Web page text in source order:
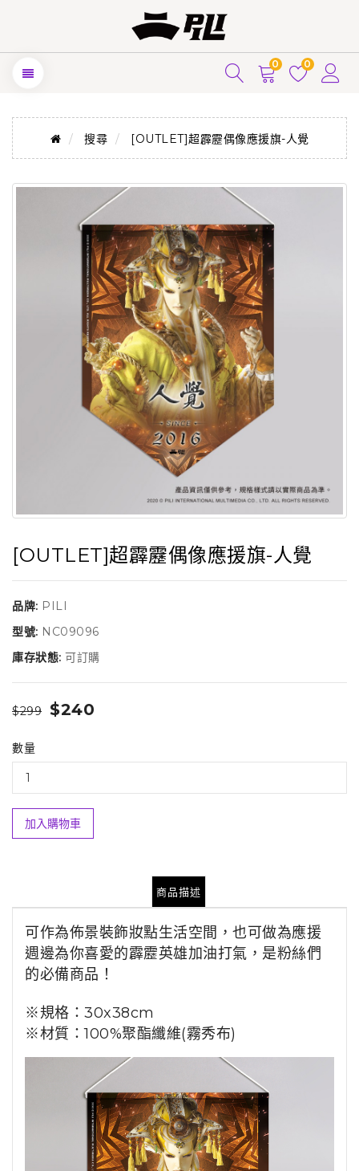
0 0
搜尋 [OUTLET]超霹靂偶像應援旗-人覺
[OUTLET]超霹靂偶像應援旗-人覺
品牌: PILI
型號: NC09096
庫存狀態: 可訂購
$299 $240
數量
加入購物車
商品描述
可作為佈景裝飾妝點生活空間，也可做為應援
週邊為你喜愛的霹靂英雄加油打氣，是粉絲們
的必備商品！
※規格： 30x38cm
※材質：100%聚酯纖維(霧秀布)